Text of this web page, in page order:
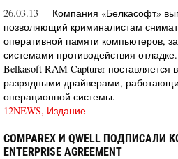
26.03.13
Компания «Белкасофт»
позволяющий криминалистам
оперативной памяти компьютеров,
системами противодействия
Belkasoft RAM Capturer поставляется
разрядными драйверами,
операционной системы.
12NEWS, Издание
COMPAREX И QWELL ПОДПИСАЛИ
ENTERPRISE AGREEMENT